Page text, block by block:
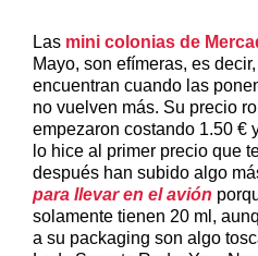
Las mini colonias de
Mayo, son efímeras, es
encuentran cuando las
no vuelven más. Su precio
empezaron costando 1.50 €
lo hice al primer precio que
después han subido algo
para llevar en el avión
solamente tienen 20 ml,
a su packaging son algo